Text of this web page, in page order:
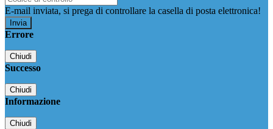
E-mail inviata, si prega di controllare la casella di posta elettronica!
Errore
Chiudi
Successo
Chiudi
Informazione
Chiudi